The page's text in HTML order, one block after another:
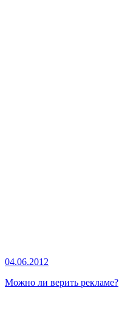
04.06.2012
Можно ли верить рекламе?